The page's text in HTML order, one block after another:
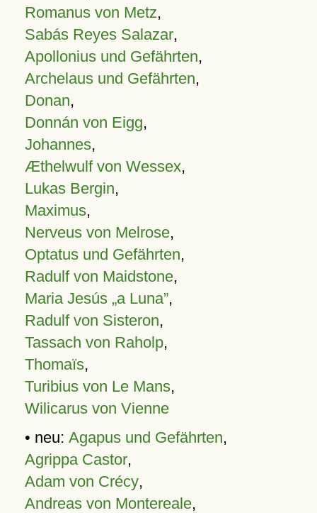
Romanus von Metz,
Sabás Reyes Salazar,
Apollonius und Gefährten,
Archelaus und Gefährten,
Donan,
Donnán von Eigg,
Johannes,
Æthelwulf von Wessex,
Lukas Bergin,
Maximus,
Nerveus von Melrose,
Optatus und Gefährten,
Radulf von Maidstone,
Maria Jesús „a Luna”,
Radulf von Sisteron,
Tassach von Raholp,
Thomaïs,
Turibius von Le Mans,
Wilicarus von Vienne
• neu: Agapus und Gefährten,
Agrippa Castor,
Adam von Crécy,
Andreas von Montereale,